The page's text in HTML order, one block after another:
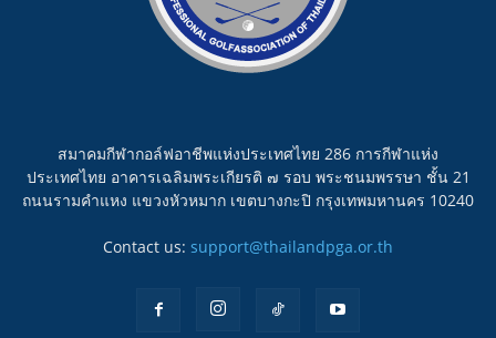
สมาคมกีฬากอล์ฟอาชีพแห่งประเทศไทย 286 การกีฬาแห่ง
ประเทศไทย อาคารเฉลิมพระเกียรติ ๗ รอบ พระชนมพรรษา ชั้น 21
ถนนรามคำแหง แขวงหัวหมาก เขตบางกะปิ กรุงเทพมหานคร 10240
Contact us: support@thailandpga.or.th